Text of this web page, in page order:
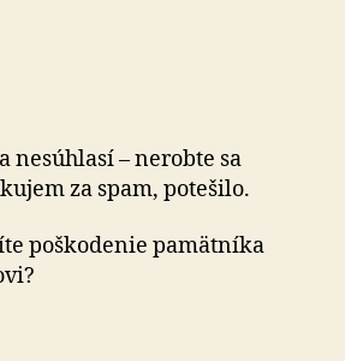
nesúhlasí – nerobte sa
za spam, potešilo.
poškodenie pamätníka